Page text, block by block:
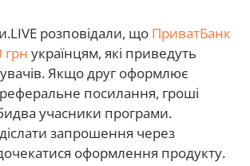
розповідали, що ПриватБанк
грн українцям, які приведуть
Якщо друг оформлює
посилання, гроші
учасники програми.
запрошення через
оформлення продукту.